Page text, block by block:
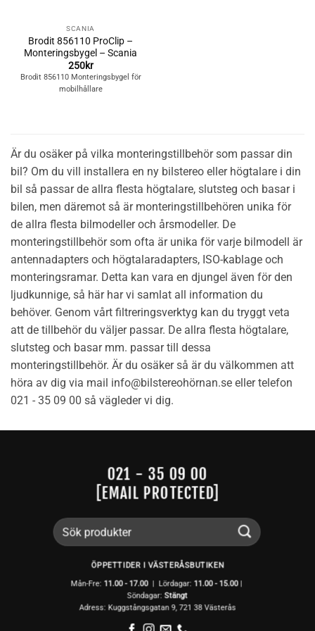
SCANIA
Brodit 856110 ProClip –
Monteringsbygel – Scania
250kr
Brodit 856110 Monteringsbygel för
mobilhållare
Är du osäker på vilka monteringstillbehör som passar din
bil? Om du vill installera en ny bilstereo eller högtalare i din
bil så passar de allra flesta högtalare, slutsteg och basar i
bilen, men däremot så är monteringstillbehören unika för
de allra flesta bilmodeller och årsmodeller. De
monteringstillbehör som ofta är unika för varje bilmodell är
antennadapters och högtalaradapters, ISO-kablage och
monteringsramar. Detta kan vara en djungel även för den
ljudkunnige, så här har vi samlat all information du
behöver. Genom vårt filtreringsverktyg kan du tryggt veta
att de tillbehör du väljer passar. De allra flesta högtalare,
slutsteg och basar mm. passar till dessa
monteringstillbehör. Är du osäker så är du välkommen att
höra av dig via mail info@bilstereohörnan.se eller telefon
021 - 35 09 00 så vägleder vi dig.
021 - 35 09 00
[EMAIL PROTECTED]
Sök
efter:
ÖPPETTIDER I VÄSTERÅSBUTIKEN
Mån-Fre: 11.00 - 17.00| Lördagar: 11.00 - 15.00 |
Söndagar:Stängt
Adress: Kuggstångsgatan 9, 721 38 Västerås